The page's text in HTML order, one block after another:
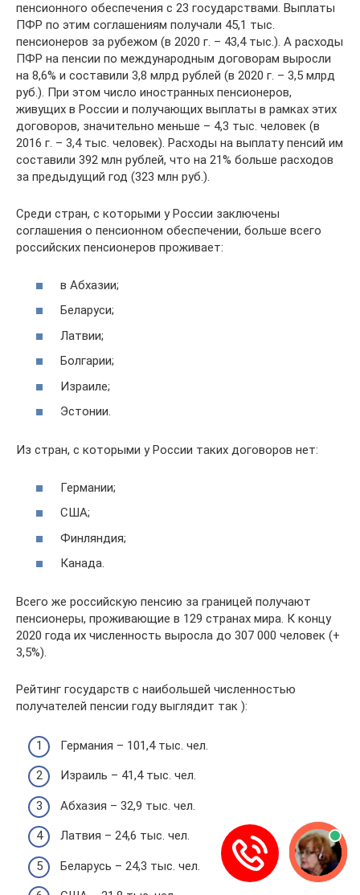
пенсионного обеспечения с 23 государствами. Выплаты
ПФР по этим соглашениям получали 45,1 тыс.
пенсионеров за рубежом (в 2020 г. – 43,4 тыс.). А расходы
ПФР на пенсии по международным договорам выросли
на 8,6% и составили 3,8 млрд рублей (в 2020 г. – 3,5 млрд
руб.). При этом число иностранных пенсионеров,
живущих в России и получающих выплаты в рамках этих
договоров, значительно меньше – 4,3 тыс. человек (в
2016 г. – 3,4 тыс. человек). Расходы на выплату пенсий им
составили 392 млн рублей, что на 21% больше расходов
за предыдущий год (323 млн руб.).
Среди стран, с которыми у России заключены
соглашения о пенсионном обеспечении, больше всего
российских пенсионеров проживает:
в Абхазии;
Беларуси;
Латвии;
Болгарии;
Израиле;
Эстонии.
Из стран, с которыми у России таких договоров нет:
Германии;
США;
Финляндия;
Канада.
Всего же российскую пенсию за границей получают
пенсионеры, проживающие в 129 странах мира. К концу
2020 года их численность выросла до 307 000 человек (+
3,5%).
Рейтинг государств с наибольшей численностью
получателей пенсии году выглядит так ):
Германия – 101,4 тыс. чел.
Израиль – 41,4 тыс. чел.
Абхазия – 32,9 тыс. чел.
Латвия – 24,6 тыс. чел.
Беларусь – 24,3 тыс. чел.